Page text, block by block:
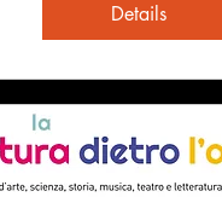
Details